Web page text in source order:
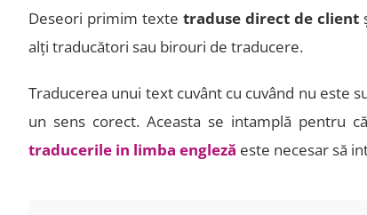
Deseori primim texte traduse direct de client
alţi traducători sau birouri de traducere.
Traducerea unui text cuvânt cu cuvând nu este
un sens corect. Aceasta se intamplă pentru
traducerile in limba engleză este necesar să